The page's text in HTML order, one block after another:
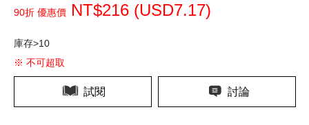
90折 優惠價 NT$216 (USD7.17)
庫存>10
※ 不可超取
試閱 討論